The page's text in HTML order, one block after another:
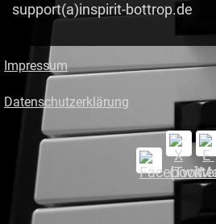
support(a)inspirit-bottrop.de
Impressum
Datenschutzerklärung